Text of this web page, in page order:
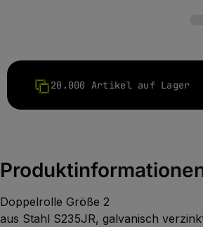
20.000 Artikel auf Lager
Doppelrolle Größe 2
aus Stahl S235JR, galvanisch